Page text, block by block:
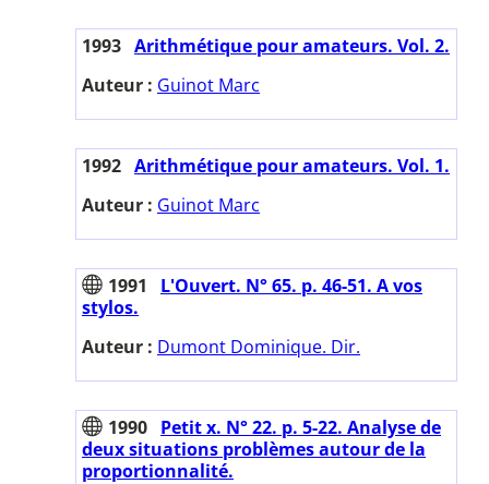
1993 Arithmétique pour amateurs. Vol. 2.
Auteur : Guinot Marc
1992 Arithmétique pour amateurs. Vol. 1.
Auteur : Guinot Marc
1991
L'Ouvert. N° 65. p. 46-51. A vos
stylos.
Auteur : Dumont Dominique. Dir.
1990 Petit x. N° 22. p. 5-22. Analyse de
deux situations problèmes autour de la
proportionnalité.